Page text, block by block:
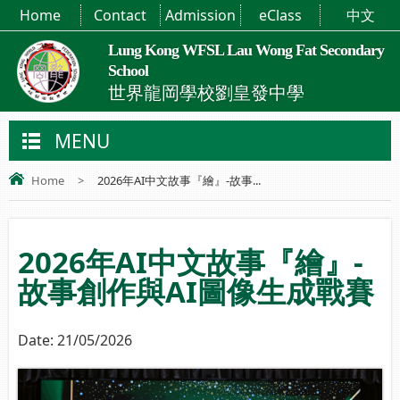
Lung Kong WFSL Lau Wong Fat Secondary
School
世界龍岡學校劉皇發中學
Home Contact Admission eClass 中文
MENU
Home > 2026年AI中文故事『繪』-故事...
2026年AI中文故事『繪』-
故事創作與AI圖像生成戰賽
Date: 21/05/2026